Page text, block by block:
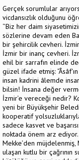
Gerçek sorumlular
vicdansızlık olduğunu
‘’Biz her daim
sözlerine devam eden
bir şehircilik cevheri.
İzmir bir inanç cevheri.
ehil bir sarrafın elinde
güzel ifade etmiş:
insan kadrini âlemde
bilsin! İnsana değer
İzmir’e vereceği nedir?
yeni bir Büyükşehir
kooperatif
sadece kasvet ve
noktada önem arz ediyor.
Mekke’den
ulaşan kutlu bir çağrının